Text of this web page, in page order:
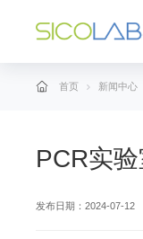
首页 新闻中心
PCR实
发布日期：2024-07-12